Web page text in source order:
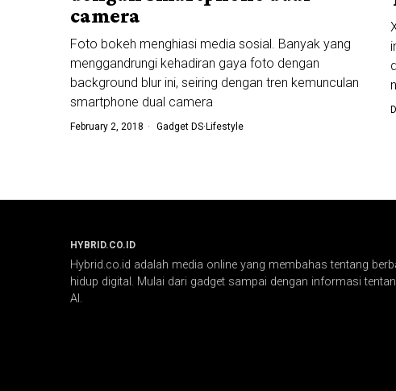
camera
Foto bokeh menghiasi media sosial. Banyak yang
menggandrungi kehadiran gaya foto dengan
background blur ini, seiring dengan tren kemunculan
smartphone dual camera
February 2, 2018 Gadget DS· Lifestyle
HYBRID.CO.ID
Hybrid.co.id adalah media online yang membahas tentang
hidup digital. Mulai dari gadget sampai dengan informasi
AI.